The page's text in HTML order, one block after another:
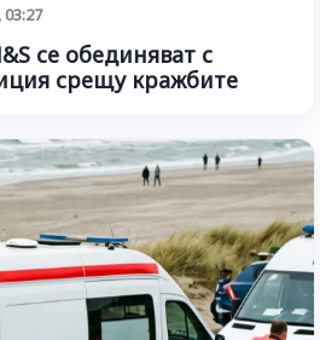
03:27
се обединяват с
срещу кражбите